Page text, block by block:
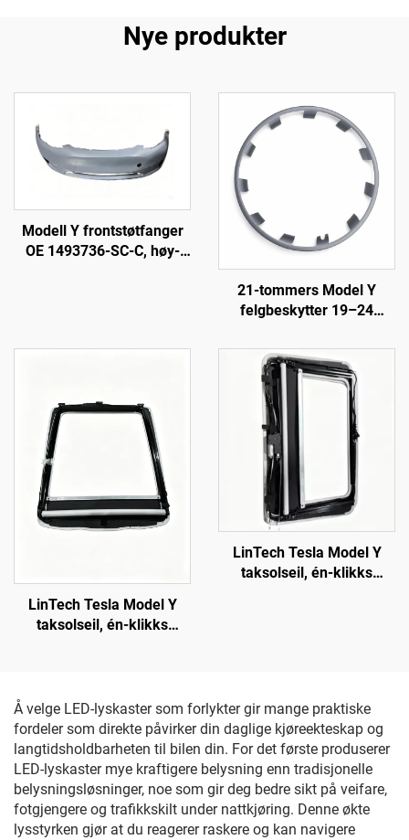
Nye produkter
Modell Y frontstøtfanger
OE 1493736-SC-C, høy-
ikke-destruktiv montering,
21-tommers Model Y
felgbeskytter 19–24
LinTech Tesla Model Y
taksolseil, én-klikks
LinTech Tesla Model Y
taksolseil, én-klikks
Å velge LED-lyskaster som forlykter gir mange praktiske
fordeler som direkte påvirker din daglige kjøreekteskap og
langtidsholdbarheten til bilen din. For det første produserer
LED-lyskaster mye kraftigere belysning enn tradisjonelle
belysningsløsninger, noe som gir deg bedre sikt på veifare,
fotgjengere og trafikkskilt under nattkjøring. Denne økte
lysstyrken gjør at du reagerer raskere og kan navigere